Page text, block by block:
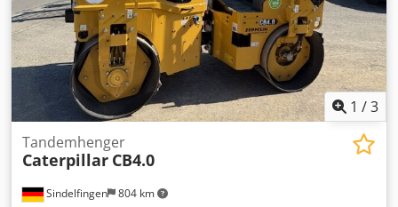
1 /3
Sindelfingen 804 km
Tandemhenger
Caterpillar CB4.0